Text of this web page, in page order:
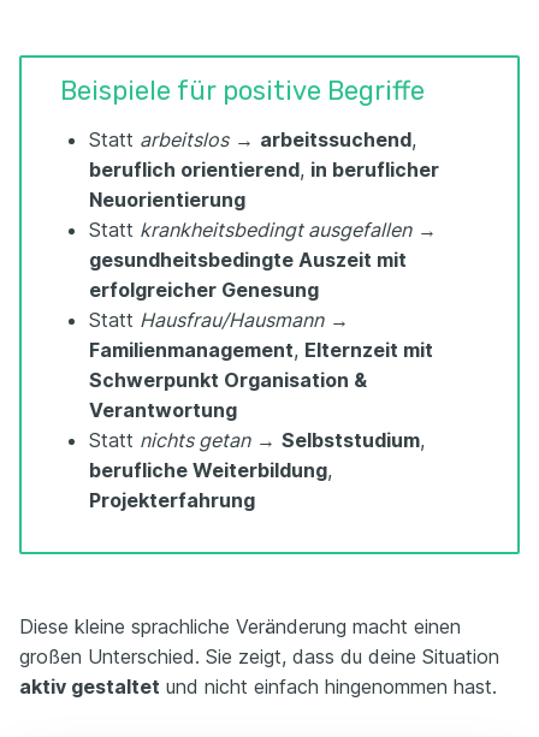
Beispiele für positive Begriffe
Statt arbeitslos→ arbeitssuchend,
beruflich orientierend, in beruflicher
Neuorientierung
Statt krankheitsbedingt ausgefallen→
gesundheitsbedingte Auszeit mit
erfolgreicher Genesung
Statt Hausfrau/Hausmann→
Familienmanagement, Elternzeit mit
Schwerpunkt Organisation &
Verantwortung
Statt nichts getan→ Selbststudium,
berufliche Weiterbildung,
Projekterfahrung
Diese kleine sprachliche Veränderung macht einen
großen Unterschied. Sie zeigt, dass du deine Situation
aktiv gestaltet und nicht einfach hingenommen hast.